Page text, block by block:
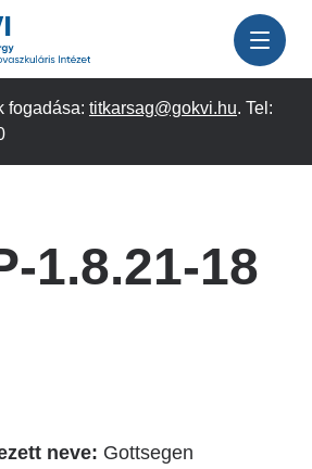
fogadása: titkarsag@gokvi.hu. Tel:
1.8.21-18
neve: Gottsegen